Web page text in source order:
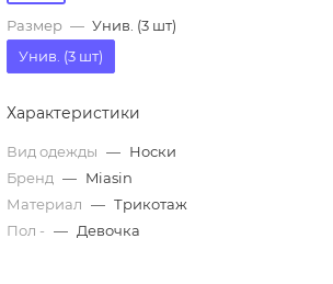
Размер — Унив. (3 шт)
Унив. (3 шт)
Характеристики
Вид одежды — Носки
Бренд — Miasin
Материал — Трикотаж
Пол - — Девочка